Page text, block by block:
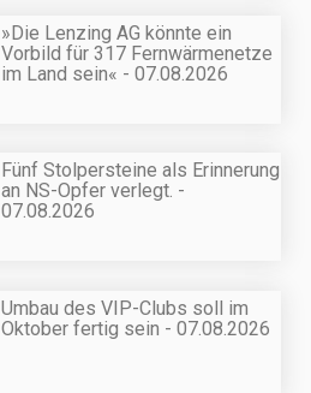
»Die Lenzing AG könnte ein
Vorbild für 317 Fernwärmenetze
im Land sein« - 07.08.2026
Fünf Stolpersteine als Erinnerung
an NS-Opfer verlegt. -
07.08.2026
Umbau des VIP-Clubs soll im
Oktober fertig sein - 07.08.2026